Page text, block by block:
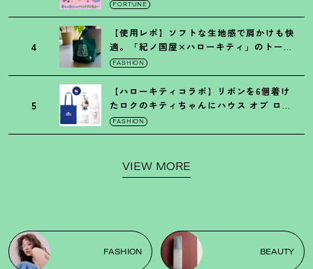
FORTUNE
4
【使用レポ】ソフトな生地感で肩かけも快
適。「紀ノ国屋×ハローキティ」のトート
がガシガシ使えて最高です
FASHION
5
【ハローキティコラボ】リボンを6個着け
たロクのキティちゃんにハウス オブ ロー
ゼの限定パケも
FASHION
VIEW MORE
FASHION BEAUTY